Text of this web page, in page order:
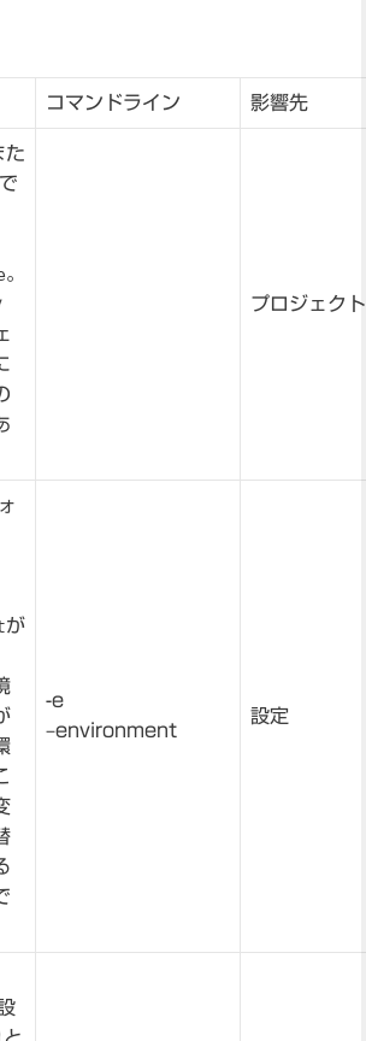
コマンドライン 影響先
た
。
プロジェクト
が
-e
–environment
設定